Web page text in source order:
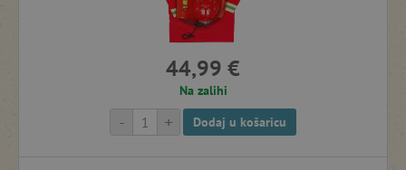
44,99 €
Na zalihi
+
- Dodaj u košaricu